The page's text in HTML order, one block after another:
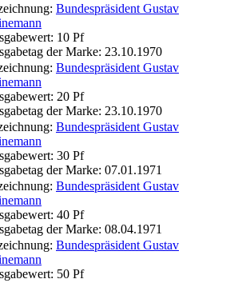
Bundespräsident Gustav
10 Pf
der Marke: 23.10.1970
Bundespräsident Gustav
20 Pf
der Marke: 23.10.1970
Bundespräsident Gustav
30 Pf
der Marke: 07.01.1971
Bundespräsident Gustav
40 Pf
der Marke: 08.04.1971
Bundespräsident Gustav
50 Pf